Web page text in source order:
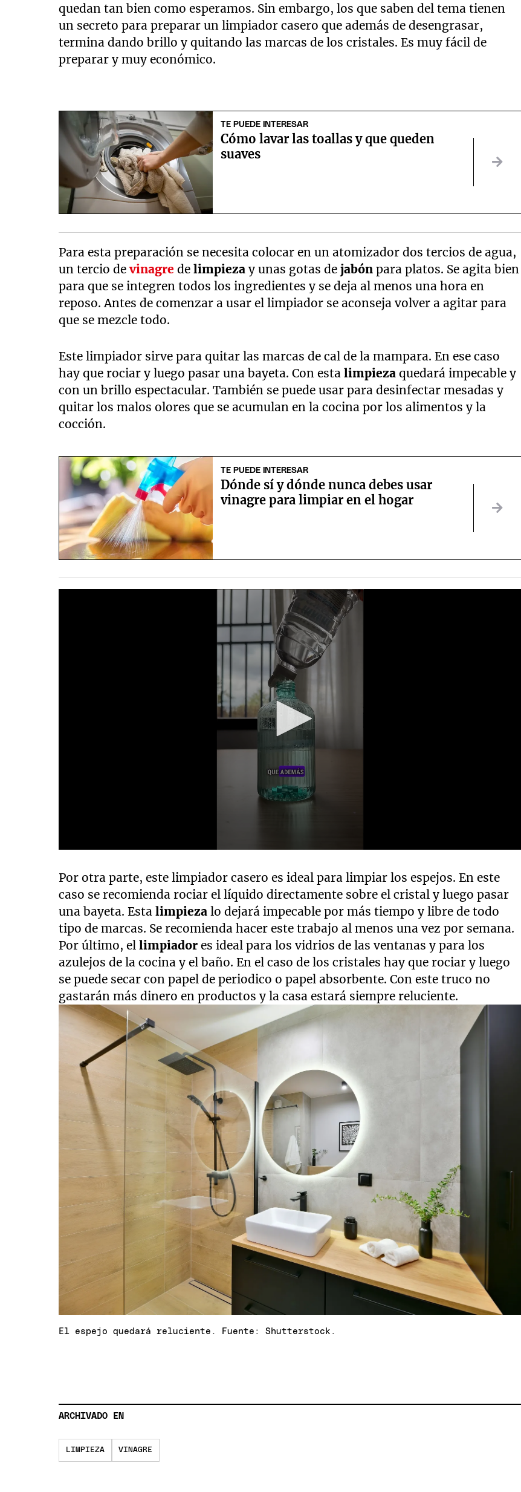
quedan tan bien como esperamos. Sin embargo, los que saben del tema tienen
un secreto para preparar un limpiador casero que además de desengrasar,
termina dando brillo y quitando las marcas de los cristales. Es muy fácil de
preparar y muy económico.
TE PUEDE INTERESAR
Cómo lavar las toallas y que queden
suaves
Para esta preparación se necesita colocar en un atomizador dos tercios de agua,
un tercio devinagre delimpiezay unas gotas dejabónpara platos. Se agita bien
para que se integren todos los ingredientes y se deja al menos una hora en
reposo. Antes de comenzar a usar el limpiador se aconseja volver a agitar para
que se mezcle todo.
Este limpiador sirve para quitar las marcas de cal de la mampara. En ese caso
hay que rociar y luego pasar una bayeta. Con estalimpiezaquedará impecable y
con un brillo espectacular. También se puede usar para desinfectar mesadas y
quitar los malos olores que se acumulan en la cocina por los alimentos y la
cocción.
TE PUEDE INTERESAR
Dónde sí y dónde nunca debes usar
vinagre para limpiar en el hogar
of
26
secondsVolume
90%
Por otra parte, este limpiador casero es ideal para limpiar los espejos. En este
caso se recomienda rociar el líquido directamente sobre el cristal y luego pasar
una bayeta. Estalimpiezalo dejará impecable por más tiempo y libre de todo
tipo de marcas. Se recomienda hacer este trabajo al menos una vez por semana.
Por último, ellimpiadores ideal para los vidrios de las ventanas y para los
azulejos de la cocina y el baño. En el caso de los cristales hay que rociar y luego
se puede secar con papel de periodico o papel absorbente. Con este truco no
gastarán más dinero en productos y la casa estará siempre reluciente.
El espejo quedará reluciente. Fuente: Shutterstock.
ARCHIVADO EN
LIMPIEZA VINAGRE